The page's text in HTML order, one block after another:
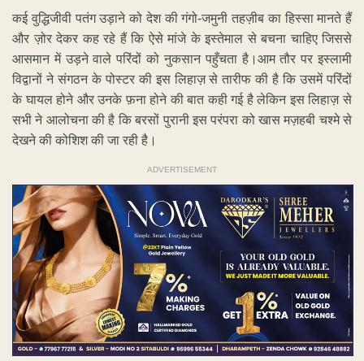
कई वुद्धिजीवी पतंग उड़ाने को देश की गंगो-जमुनी तहज़ीब का हिस्सा मानते हैं
और ज़ोर देकर कह रहे हैं कि ऐसे मांजे के इस्तेमाल से बचना चाहिए जिससे
आसमान में उड़ने वाले परिंदों को नुकसान पहुँचता है।आम तौर पर इस्लामी
विद्वानों ने संगठन के पोस्टर की इस लिहाज़ से तारीफ की है कि उसमें परिंदों
के घायल होने और उनके फ़ना होने की बात कही गई है लेकिन इस लिहाज़ से
सभी ने आलोचना की है कि बरसों पुरानी इस परंपरा को खास मज़हबी चश्मे से
देखने की कोशिश की जा रही है।
ADVERTISEMENT